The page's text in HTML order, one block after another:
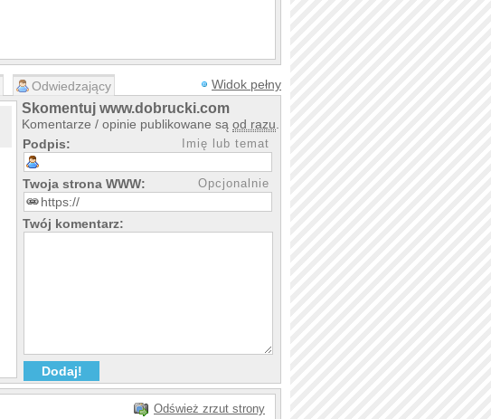
Odwiedzający Widok pełny
Skomentuj www.dobrucki.com
Komentarze / opinie publikowane są od razu
Podpis:
Imię lub temat
Twoja strona WWW: Opcjonalnie
Twój komentarz:
Odśwież zrzut strony